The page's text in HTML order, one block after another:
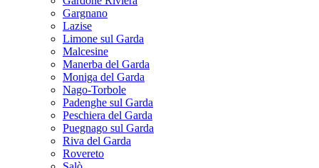
Gargnano
Lazise
Limone sul Garda
Malcesine
Manerba del Garda
Moniga del Garda
Nago-Torbole
Padenghe sul Garda
Peschiera del Garda
Puegnago sul Garda
Riva del Garda
Rovereto